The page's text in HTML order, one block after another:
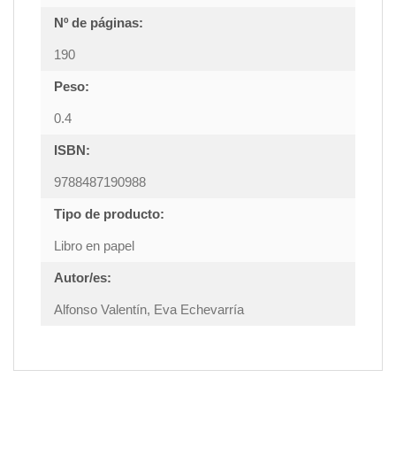
Nº de páginas:
190
Peso:
0.4
ISBN:
9788487190988
Tipo de producto:
Libro en papel
Autor/es:
Alfonso Valentín, Eva Echevarría